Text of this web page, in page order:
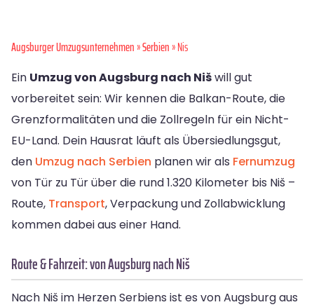
Augsburger Umzugsunternehmen»Serbien» Nis
Ein Umzug von Augsburg nach Nišwill gut
vorbereitet sein: Wir kennen die Balkan-Route, die
Grenzformalitäten und die Zollregeln für ein Nicht-
EU-Land. Dein Hausrat läuft als Übersiedlungsgut,
den Umzug nach Serbien planen wir als Fernumzug
von Tür zu Tür über die rund 1.320 Kilometer bis Niš –
Route, Transport, Verpackung und Zollabwicklung
kommen dabei aus einer Hand.
Route & Fahrzeit: von Augsburg nach Niš
Nach Niš im Herzen Serbiens ist es von Augsburg aus